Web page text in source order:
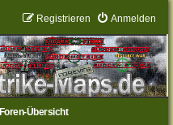
Anmelden
Registrieren
Foren-Übersicht